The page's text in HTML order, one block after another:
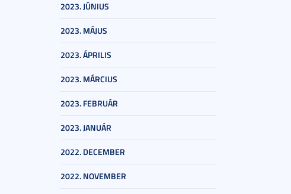
2023. JÚNIUS
2023. MÁJUS
2023. ÁPRILIS
2023. MÁRCIUS
2023. FEBRUÁR
2023. JANUÁR
2022. DECEMBER
2022. NOVEMBER